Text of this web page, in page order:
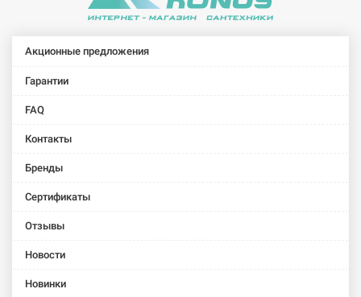
SFT32_NEW
Акционные предложения
Гарантии
FAQ
Контакты
Бренды
Сертификаты
Отзывы
Новости
Новинки